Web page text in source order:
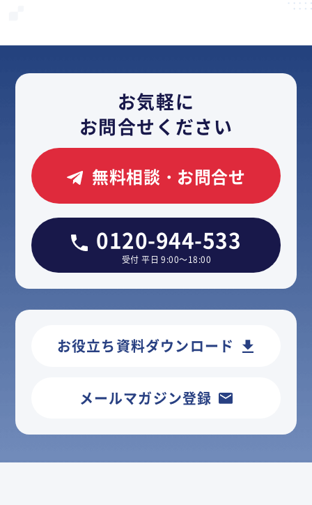
お気軽に
お問合せください
無料相談・お問合せ
0120-944-533
受付 平日 9:00～18:00
お役立ち資料ダウンロード
メールマガジン登録